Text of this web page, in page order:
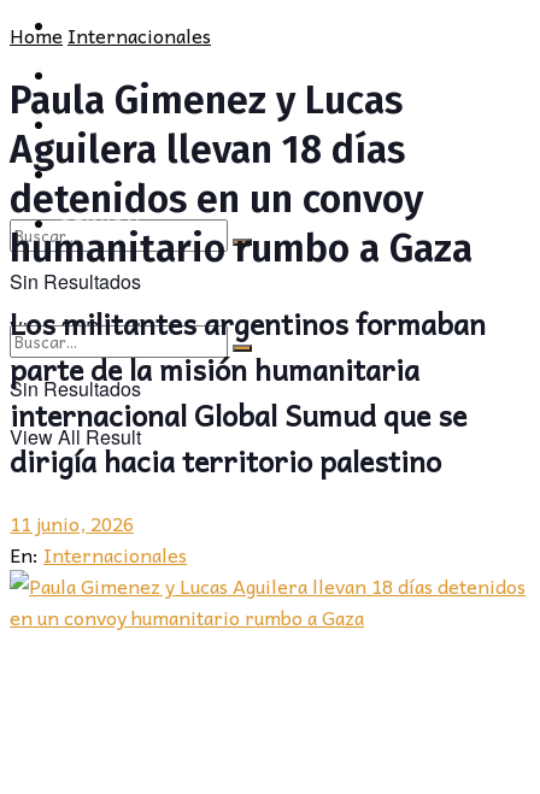
CULTURA
OPINIÓN
Sin Resultados
View All Result
PROVINCIA
POLÍTICA
SOCIEDAD
CULTURA
OPINIÓN
Sin Resultados
View All Result
HomeInternacionales
Paula Gimenez y Lucas
Aguilera llevan 18 días
detenidos en un convoy
humanitario rumbo a Gaza
Los militantes argentinos formaban
parte de la misión humanitaria
internacional Global Sumud que se
dirigía hacia territorio palestino
11 junio, 2026
En: Internacionales